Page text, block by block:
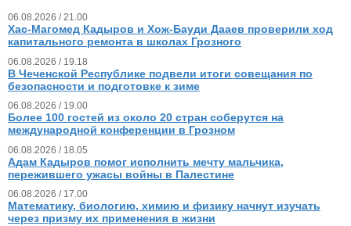
06.08.2026 / 21.00
Хас-Магомед Кадыров и Хож-Бауди Дааев проверили ход
капитального ремонта в школах Грозного
06.08.2026 / 19.18
В Чеченской Республике подвели итоги совещания по
безопасности и подготовке к зиме
06.08.2026 / 19.00
Более 100 гостей из около 20 стран соберутся на
международной конференции в Грозном
06.08.2026 / 18.05
Адам Кадыров помог исполнить мечту мальчика,
пережившего ужасы войны в Палестине
06.08.2026 / 17.00
Математику, биологию, химию и физику начнут изучать
через призму их применения в жизни